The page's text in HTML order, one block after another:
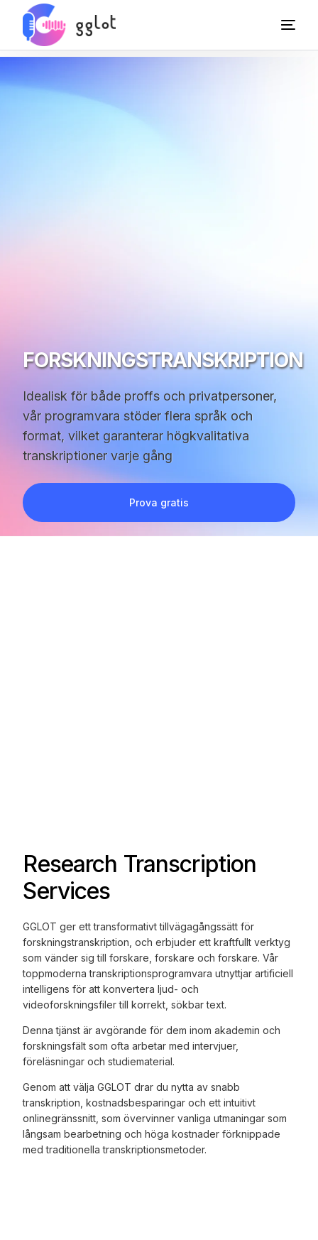
FORSKNINGSTRANSKRIPTION
Idealisk för både proffs och privatpersoner,
vår programvara stöder flera språk och
format, vilket garanterar högkvalitativa
transkriptioner varje gång
Prova gratis
Research Transcription
Services
GGLOT ger ett transformativt tillvägagångssätt för
forskningstranskription, och erbjuder ett kraftfullt verktyg
som vänder sig till forskare, forskare och forskare. Vår
toppmoderna transkriptionsprogramvara utnyttjar artificiell
intelligens för att konvertera ljud- och
videoforskningsfiler till korrekt, sökbar text.
Denna tjänst är avgörande för dem inom akademin och
forskningsfält som ofta arbetar med intervjuer,
föreläsningar och studiematerial.
Genom att välja GGLOT drar du nytta av snabb
transkription, kostnadsbesparingar och ett intuitivt
onlinegränssnitt, som övervinner vanliga utmaningar som
långsam bearbetning och höga kostnader förknippade
med traditionella transkriptionsmetoder.